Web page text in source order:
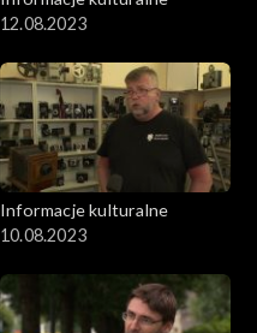
12.08.2023
Informacje kulturalne
10.08.2023